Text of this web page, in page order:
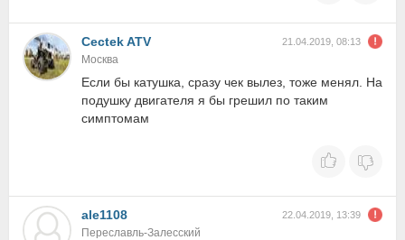
Cectek ATV 21.04.2019, 08:13
Москва
Если бы катушка, сразу чек вылез, тоже менял. На
подушку двигателя я бы грешил по таким
симптомам
ale1108 22.04.2019, 13:39
Переславль-Залесский